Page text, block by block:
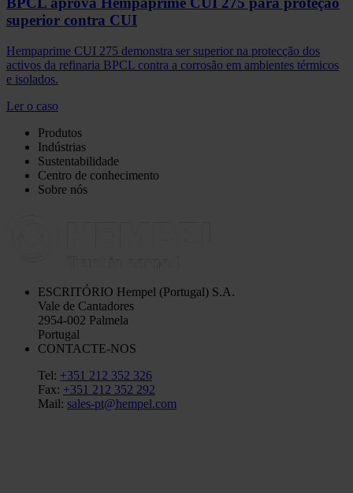
superior contra CUI
Hempaprime CUI 275 demonstra ser superior na protecção dos
activos da refinaria BPCL contra a corrosão em ambientes térmicos
e isolados.
Ler o caso
Produtos
Indústrias
Sustentabilidade
Centro de conhecimento
Sobre nós
ESCRITÓRIO Hempel (Portugal) S.A.
Vale de Cantadores
2954-002 Palmela
Portugal
CONTACTE-NOS
Tel: +351 212 352 326
Fax: +351 212 352 292
Mail: sales-pt@hempel.com